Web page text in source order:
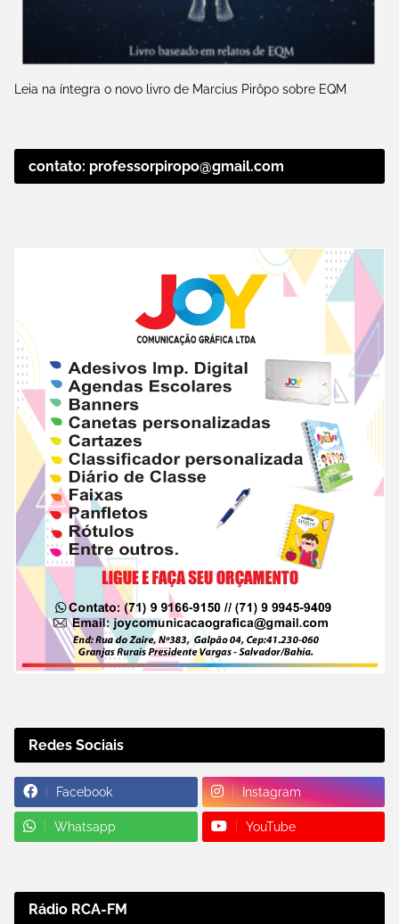
Leia na íntegra o novo livro de Marcius Pirôpo sobre EQM
contato: professorpiropo@gmail.com
Redes Sociais
Facebook Instagram
Whatsapp YouTube
Rádio RCA-FM